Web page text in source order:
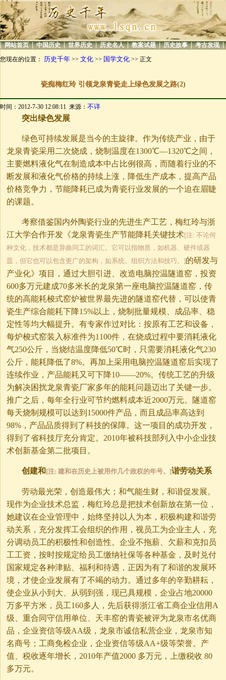
| 网站首页 | 中国历史 | 世界历史 | 历史名人 | 教案试题 | 历史故事 | 考古发现 |
您现在的位置： 历史千年 >> 文化 >> 国学文化 >> 正文
瓷痴梅红玲 引领龙泉青瓷走上绿色发展之路(2)
时间：2012-7-30 12:08:11 来源： 不详
突出绿色发展
绿色可持续发展是当今的主旋律。作为传统产业，由于
龙泉青瓷采用二次烧成，烧制温度在1300℃—1320℃之间，
主要燃料液化气在制造成本中占比例很高，而随着行业的不
断发展和液化气价格的持续上涨，降低生产成本，提高产品
价格竞争力，节能降耗已成为青瓷行业发展的一个迫在眉睫
的课题。
考察借鉴国内外陶瓷行业的先进生产工艺，梅红玲与浙
江大学合作开发《龙泉青瓷生产节能降耗关键技术[注: 不论何
种文化，技术都是异曲同工的词汇。它可以指物质，如机器、硬件或器
皿，但它也可以包含更广的架构，如系统、组织方法和技巧。]的研发与
产业化》项目，通过大胆引进、改造电脑控温隧道窑，投资
600多万元建成70多米长的龙泉第一座电脑控温隧道窑，传
统的高能耗梭式窑炉被世界最先进的隧道窑代替，可以使青
瓷生产综合能耗下降15%以上，烧制批量规模、成品率、稳
定性等均大幅提升。有专家作过对比：按原有工艺和设备，
每炉梭式窑装入标准件为1100件，在烧成过程中要消耗液化
气250公斤，当烧结温度降低50℃时，只需要消耗液化气230
公斤，能耗降低了8%。再加上采用电脑控温隧道窑后实现了
连续作业，产品能耗又可下降10——20%。传统工艺的升级
为解决困扰龙泉青瓷厂家多年的能耗问题迈出了关键一步。
推广之后，每年全行业可节约燃料成本近2000万元。隧道窑
每天烧制规模可以达到15000件产品，而且成品率高达到
98%，产品品质得到了科技的保障。这一项目的成功开发，
得到了省科技厅充分肯定。2010年被科技部列入中小企业技
术创新基金第二批项目。
创建和 [注: 建和在历史上被用作几个政权的年号。]谐劳动关系
劳动最光荣，创造最伟大；和气能生财，和谐促发展。
现作为企业技术总监，梅红玲总是把技术创新放在第一位，
她建议在企业管理中，始终坚持以人为本，积极构建和谐劳
动关系，充分发挥工会组织的作用，视员工为企业主人，充
分调动员工的积极性和创造性。企业不拖薪、欠薪和克扣员
工工资，按时按规定给员工缴纳社保等各种基金，及时兑付
国家规定各种津贴、福利和待遇，正因为有了和谐的发展环
境，才使企业发展有了不竭的动力。通过多年的辛勤耕耘，
使企业从小到大、从弱到强，现已具规模，企业占地20000
万多平方米，员工160多人，先后获得浙江省工商企业信用A
级、重合同守信用单位、天丰窑的青瓷被评为龙泉市名优商
品，企业资信等级AA级，龙泉市诚信私营企业，龙泉市知
名商号；工商免检企业，企业资信等级AA+级等荣誉。产
值、税收逐年增长，2010年产值2000 多万元，上缴税收 80
多万元。